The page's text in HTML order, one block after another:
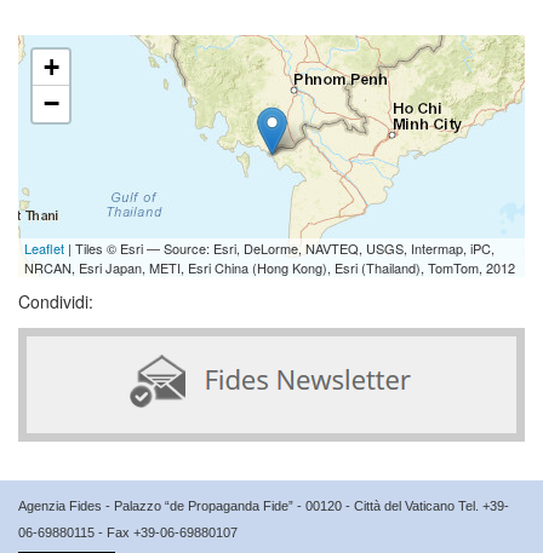
+
−
Leaflet | Tiles © Esri — Source: Esri, DeLorme, NAVTEQ, USGS, Intermap, iPC,
NRCAN, Esri Japan, METI, Esri China (Hong Kong), Esri (Thailand), TomTom, 2012
Condividi:
Agenzia Fides - Palazzo “de Propaganda Fide” - 00120 - Città del Vaticano Tel. +39-
06-69880115 - Fax +39-06-69880107